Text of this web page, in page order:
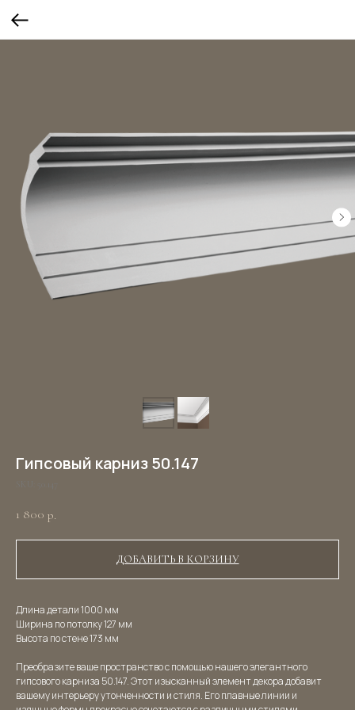
Гипсовый карниз 50.147
1 800 р.
ДОБАВИТЬ В КОРЗИНУ
Длина детали 1000 мм
Ширина по потолку 127 мм
Высота по стене 173 мм
Преобразите ваше пространство с помощью нашего элегантного
гипсового карниза 50.147. Этот изысканный элемент декора добавит
вашему интерьеру утонченности и стиля. Его плавные линии и